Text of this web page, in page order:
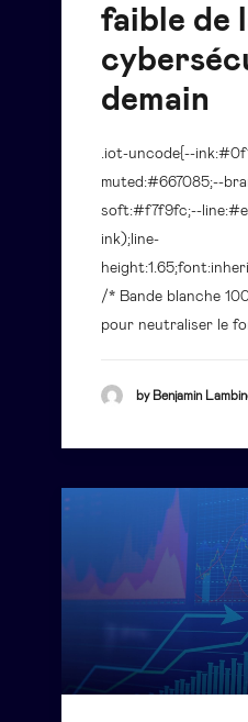
faible de
demain
.iot-uncode{--
muted:#667085;--
soft:#f7f9fc;--
ink);line-
/* Bande blanche
pour neutraliser le
by Benjamin